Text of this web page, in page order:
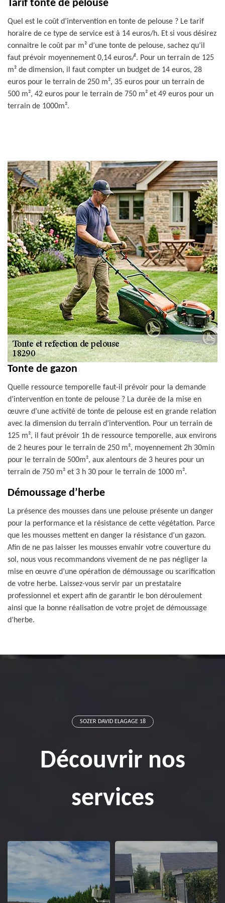
Tarif tonte de pelouse
Quel est le coût d’intervention en tonte de pelouse ? Le tarif
horaire de ce type de service est à 14 euros/h. Et si vous désirez
connaitre le coût par m² d’une tonte de pelouse, sachez qu’il
faut prévoir moyennement 0,14 euros/². Pour un terrain de 125
m² de dimension, il faut compter un budget de 14 euros, 28
euros pour le terrain de 250 m², 35 euros pour un terrain de
500 m², 42 euros pour le terrain de 750 m² et 49 euros pour un
terrain de 1000m².
Tonte de gazon
Quelle ressource temporelle faut-il prévoir pour la demande
d’intervention en tonte de pelouse ? La durée de la mise en
œuvre d’une activité de tonte de pelouse est en grande relation
avec la dimension du terrain d’intervention. Pour un terrain de
125 m², il faut prévoir 1h de ressource temporelle, aux environs
de 2 heures pour le terrain de 250 m², moyennement 2h 30min
pour le terrain de 500m², aux alentours de 3 heures pour un
terrain de 750 m² et 3 h 30 pour le terrain de 1000 m².
Démoussage d’herbe
La présence des mousses dans une pelouse présente un danger
pour la performance et la résistance de cette végétation. Parce
que les mousses mettent en danger la résistance d’un gazon.
Afin de ne pas laisser les mousses envahir votre couverture du
sol, nous vous recommandons vivement de ne pas négliger la
mise en œuvre d’une opération de démoussage ou scarification
de votre herbe. Laissez-vous servir par un prestataire
professionnel et expert afin de garantir le bon déroulement
ainsi que la bonne réalisation de votre projet de démoussage
d’herbe.
SOZER DAVID ELAGAGE 18
Découvrir nos
services